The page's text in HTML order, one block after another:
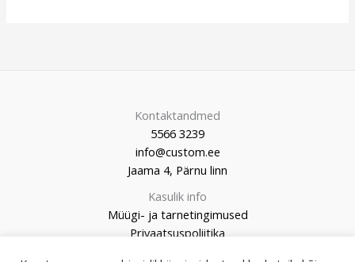
Kontaktandmed
5566 3239
info@custom.ee
Jaama 4, Pärnu linn
Kasulik info
Müügi- ja tarnetingimused
Privaatsuspoliitika